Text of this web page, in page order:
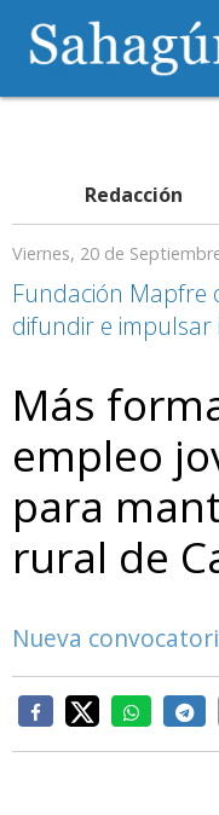
Redacción
Viernes, 20 de
Fundación Mapfre
difundir e impulsar
Más
empleo
para
rural de
Nueva